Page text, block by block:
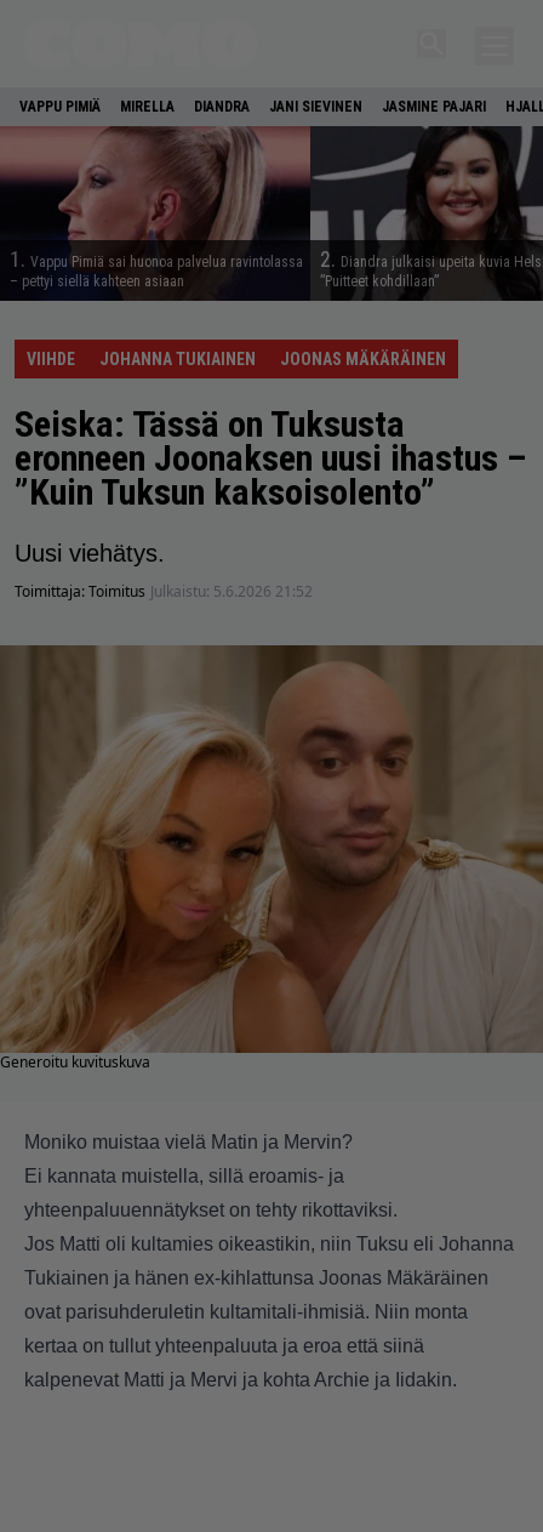
VAPPU PIMIÄ MIRELLA DIANDRA JANI SIEVINEN JASMINE PAJARI
1. Vappu Pimiä sai huonoa palvelua ravintolassa
– pettyi siellä kahteen asiaan
2. Diandra julkaisi upeita kuvia
”Puitteet kohdillaan”
VIIHDE JOHANNA TUKIAINEN JOONAS MÄKÄRÄINEN
Seiska: Tässä on Tuksusta
eronneen Joonaksen uusi ihastus –
”Kuin Tuksun kaksoisolento”
Uusi viehätys.
Toimittaja:Toimitus Julkaistu: 5.6.2026 21:52
Generoitu kuvituskuva
Moniko muistaa vielä Matin ja Mervin?
Ei kannata muistella, sillä eroamis- ja
yhteenpaluuennätykset on tehty rikottaviksi.
Jos Matti oli kultamies oikeastikin, niin Tuksu eli Johanna
Tukiainen ja hänen ex-kihlattunsa Joonas Mäkäräinen
ovat parisuhderuletin kultamitali-ihmisiä. Niin monta
kertaa on tullut yhteenpaluuta ja eroa että siinä
kalpenevat Matti ja Mervi ja kohta Archie ja Iidakin.